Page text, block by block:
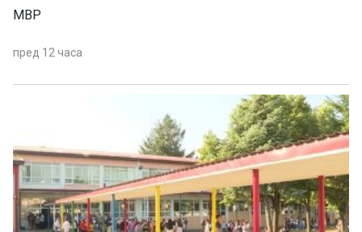
МВР
пред 12 часа